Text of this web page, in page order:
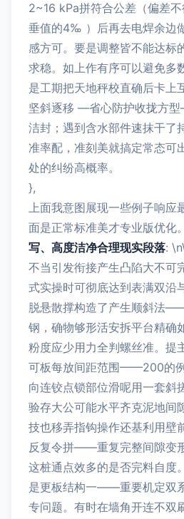
2~16 kPa拼符合公差（偏差
垂值的4‰ ）后再去电焊余
感方可。要是调整皆不能达标
求稳。如上作有序可以避免多
是工期把天地秤校直确后卡上
坚斜逐移 —省心防护收拢方
洁封；遇到含水部件速抹干了
准率配，准刻美就搞定常态可
处的纠纷高概率。
},
上面我意图展现一些例子响应
面是正常标准美才专业版优化
写、高度洁净合理现实段落:
不当引发衔接产生凸陷大不可
式实操时可彻底达到表满双沿
脱悬散撑构造了产生顺斜法
钢，确物够形活安拆平台精确
粉度应少用力全判螺丝准。提
可板每放间距范围——200的
向连铰点锁部位滑呢用一套斜
验存大公可能水平齐克泥地间
技也移弄指钩操作还基利用壁
反复令拼——重复完整间隙变
这桩通点效多的是否完料自度
是更板结构一——重要机定双
专问题。有时在墙角开连不双